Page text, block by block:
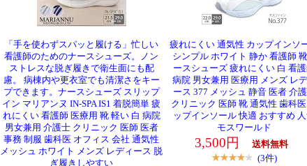
「手を使わずスパッと履ける」忙しい
看護師のためのナースシューズ。ノン
ストレスな脱ぎ履きで衛生面にも配
慮。 病棟内や更衣室でも清潔さをキー
プできます。ナースシューズ スリップ
イン マリアンヌ IN-SPA IS1 着脱簡単 疲
れにくい 看護師 医療用 靴 軽い 白 病院
男女兼用 介護士 クリニック 医師 医者
事務 制服 歯科医 オフィス 会社 通気性
メッシュ ホワイト メンズ レディース 脱
ぎ履きしやすい
疲れにくい 通気性 カップインソ
シンプル ホワイト 静か 看護師
ースシューズ 疲れにくい 白 看
病院 男女兼用 医療用 メンズ レ
ース 377 メッシュ 静音 医者 介
クリニック 医師 靴 通気性 歯科医
ップインソール 快適 おすすめ
モスワールド
3,500円 送料無料
(3件)